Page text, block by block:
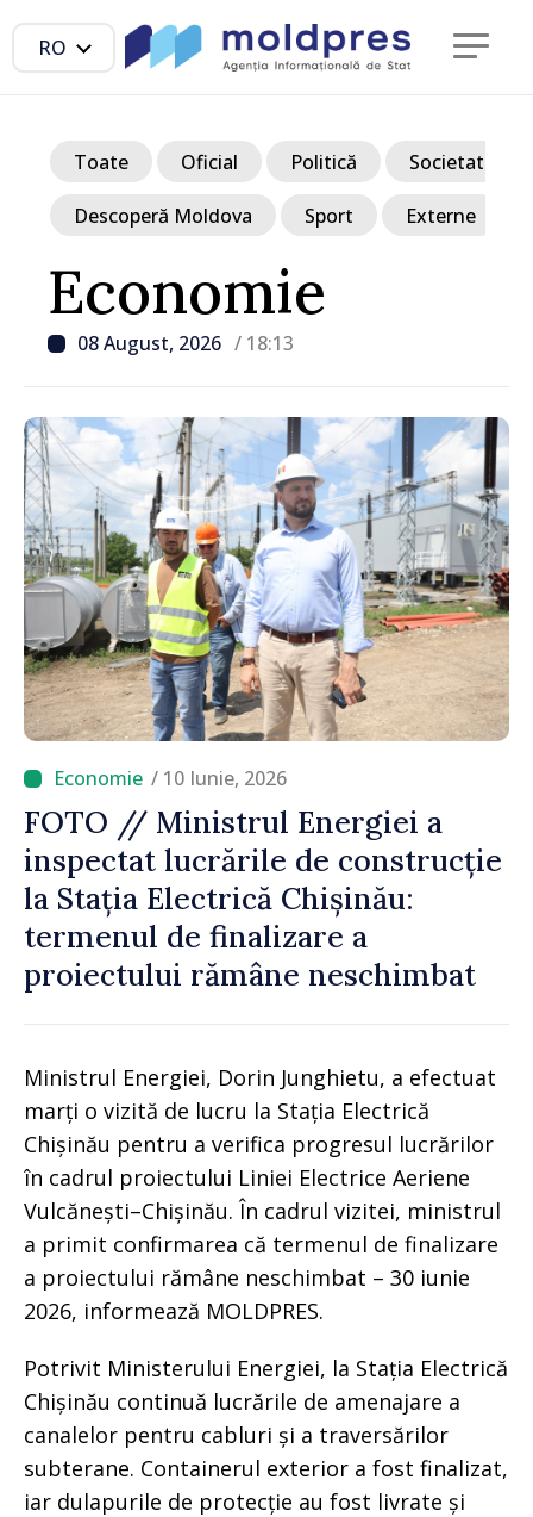
RO
Economie
08 August, 2026 / 18:13
Toate Oficial Politică Societate
Descoperă Moldova Sport Externe
/ 10 Iunie, 2026
FOTO // Ministrul Energiei a
inspectat lucrările de construcție
la Stația Electrică Chișinău:
termenul de finalizare a
proiectului rămâne neschimbat
Ministrul Energiei, Dorin Junghietu, a efectuat
marți o vizită de lucru la Stația Electrică
Chișinău pentru a verifica progresul lucrărilor
în cadrul proiectului Liniei Electrice Aeriene
Vulcănești–Chișinău. În cadrul vizitei, ministrul
a primit confirmarea că termenul de finalizare
a proiectului rămâne neschimbat – 30 iunie
2026, informează MOLDPRES.
Potrivit Ministerului Energiei, la Stația Electrică
Chișinău continuă lucrările de amenajare a
canalelor pentru cabluri și a traversărilor
subterane. Containerul exterior a fost finalizat,
iar dulapurile de protecție au fost livrate și